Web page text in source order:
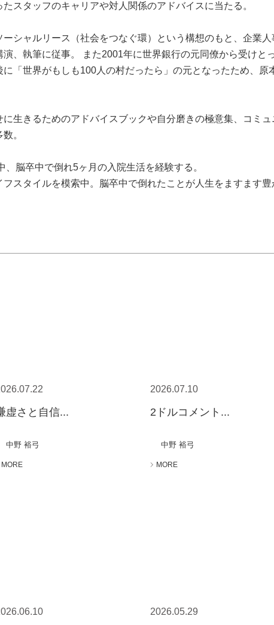
スタッフのキャリアや対人関係のアドバイスに当たる。
シャルリース（社会をつなぐ環）という構想のもと、企業人
、執筆に従事。 また2001年に世界銀行の元同僚から受けと
「世界がもしも100人の村だったら」の元となったため、原
に生きるためのアドバイスブックや自分磨きの極意集、コミュ
。
脳卒中で倒れ5ヶ月の入院生活を経験する。
スタイルを模索中。脳卒中で倒れたことが人生をますます豊
虚さと自信...
中野 裕弓
MORE
2026.07.10
2ドルコメント...
中野 裕弓
MORE
2026.05.29